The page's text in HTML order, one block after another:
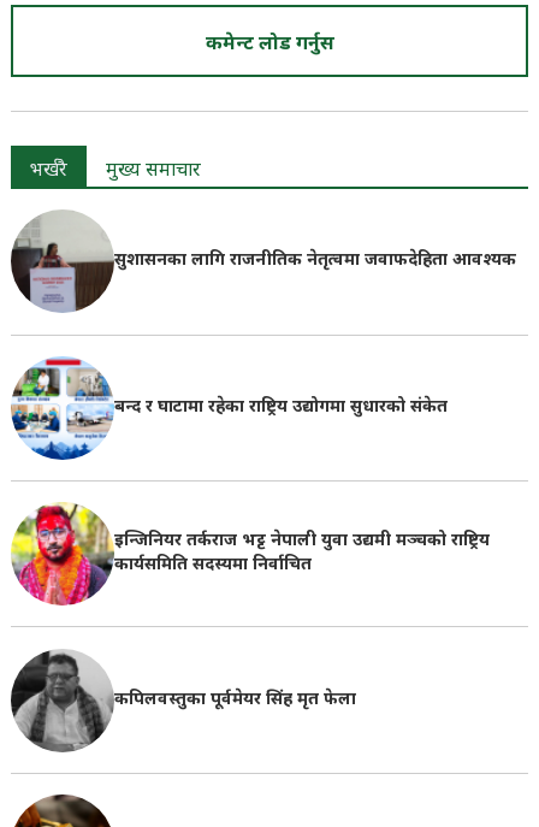
कमेन्ट लोड गर्नुस
भर्खरै मुख्य समाचार
सुशासनका लागि राजनीतिक नेतृत्वमा जवाफदेहिता आवश्यक
बन्द र घाटामा रहेका राष्ट्रिय उद्योगमा सुधारको संकेत
इन्जिनियर तर्कराज भट्ट नेपाली युवा उद्यमी मञ्चको राष्ट्रिय
कार्यसमिति सदस्यमा निर्वाचित
कपिलवस्तुका पूर्वमेयर सिंह मृत फेला